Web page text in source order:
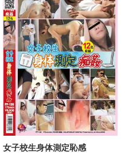
女子校生身体測定恥感